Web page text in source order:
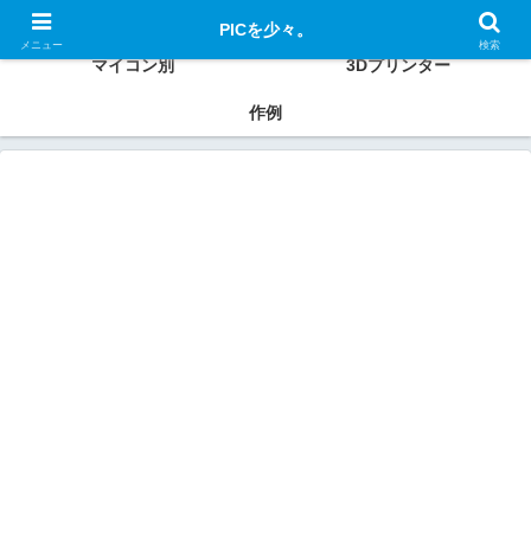
PIC、ESP32、Raspberry Pi、Xiaoなどの使い方、作例を紹介
マイコン別 3Dプリンター
作例
メニュー
PICを少々。
検索